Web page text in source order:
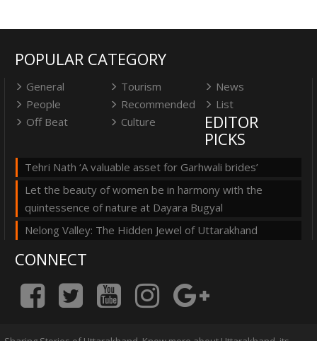
POPULAR CATEGORY
General Tourism
News
People
Recommended
List
Off Beat
Culture
EDITOR
PICKS
Tehri Nath ‘A valuable asset for Garhwali brides’
Let the beauty of women be in harmony with the
quintessence of nature at Dayara Bugyal
Nelong Valley: The Hidden Jewel of Uttarakhand
CONNECT